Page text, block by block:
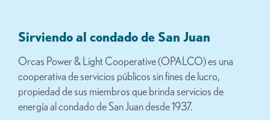
Sirviendo al condado de San Juan
Orcas Power & Light Cooperative (OPALCO) es una
cooperativa de servicios públicos sin fines de lucro,
propiedad de sus miembros que brinda servicios de
energía al condado de San Juan desde 1937.